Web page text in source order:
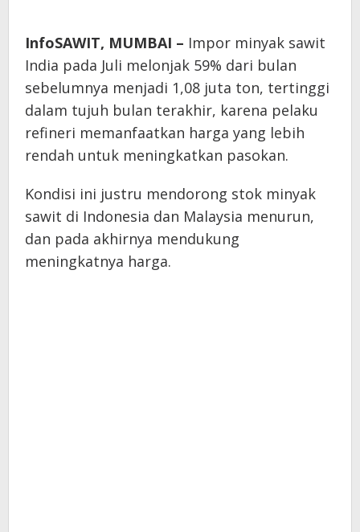
InfoSAWIT, MUMBAI – Impor minyak sawit
India pada Juli melonjak 59% dari bulan
sebelumnya menjadi 1,08 juta ton, tertinggi
dalam tujuh bulan terakhir, karena pelaku
refineri memanfaatkan harga yang lebih
rendah untuk meningkatkan pasokan.
Kondisi ini justru mendorong stok minyak
sawit di Indonesia dan Malaysia menurun,
dan pada akhirnya mendukung
meningkatnya harga.